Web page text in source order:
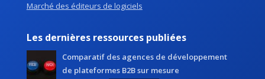
Marché des éditeurs de logiciels
Les dernières ressources publiées
Comparatif des agences de développement
de plateformes B2B sur mesure